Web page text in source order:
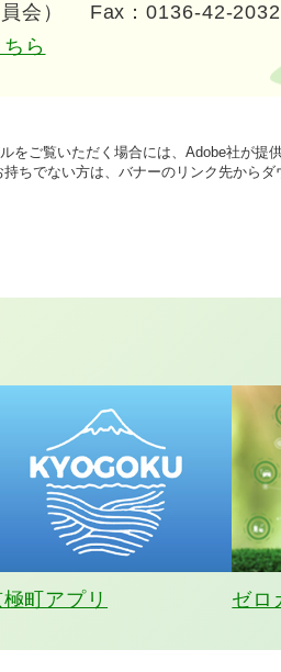
会）
Fax：0136-42-2032
ら
をご覧いただく場合には、Adobe社が提
ちでない方は、バナーのリンク先からダ
町アプリ ゼロ